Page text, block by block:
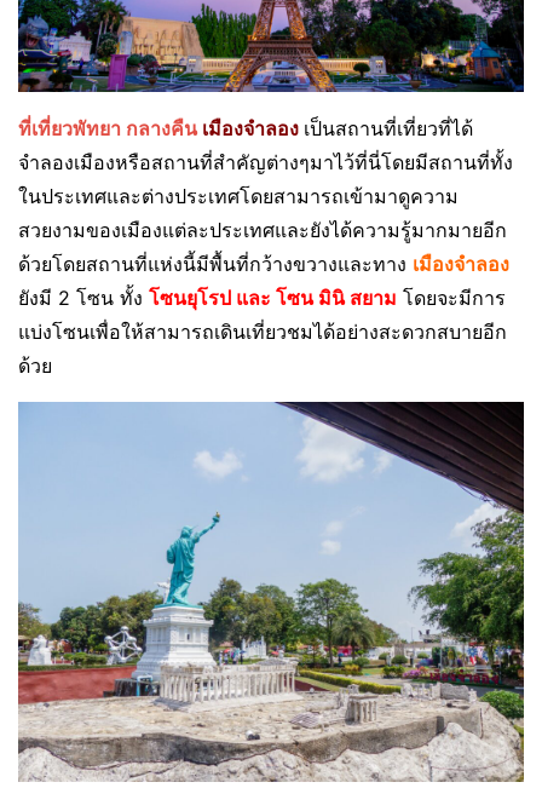
ที่เที่ยวพัทยา กลางคืนเมืองจำลอง เป็นสถานที่เที่ยวที่ได้
จำลองเมืองหรือสถานที่สำคัญต่างๆมาไว้ที่นี่โดยมีสถานที่ทั้ง
ในประเทศและต่างประเทศโดยสามารถเข้ามาดูความ
สวยงามของเมืองแต่ละประเทศและยังได้ความรู้มากมายอีก
ด้วยโดยสถานที่แห่งนี้มีพื้นที่กว้างขวางและทาง เมืองจำลอง
ยังมี 2 โซน ทั้ง โซนยุโรป และ โซน มินิ สยาม โดยจะมีการ
แบ่งโซนเพื่อให้สามารถเดินเที่ยวชมได้อย่างสะดวกสบายอีก
ด้วย